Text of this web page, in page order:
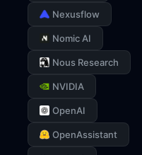
Nexusflow
Nomic AI
Nous Research
NVIDIA
OpenAI
OpenAssistant